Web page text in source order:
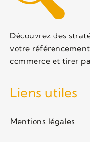
Découvrez des
votre
commerce et tirer
Liens utiles
Mentions légales